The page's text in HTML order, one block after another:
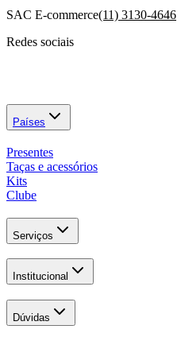
SAC E-commerce(11) 3130-4646
Redes sociais
Países
Presentes
Taças e acessórios
Kits
Clube
Serviços
Institucional
Dúvidas